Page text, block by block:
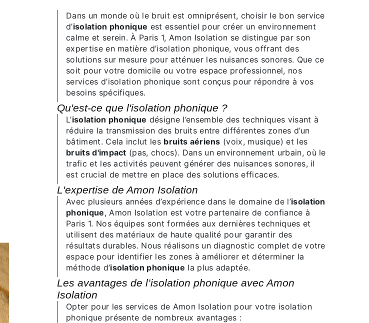
Dans un monde où le bruit est omniprésent, choisir le bon service
d’isolation phonique est essentiel pour créer un environnement
calme et serein. À Paris 1, Amon Isolation se distingue par son
expertise en matière d’isolation phonique, vous offrant des
solutions sur mesure pour atténuer les nuisances sonores. Que ce
soit pour votre domicile ou votre espace professionnel, nos
services d’isolation phonique sont conçus pour répondre à vos
besoins spécifiques.
Qu'est-ce que l'isolation phonique ?
L’isolation phonique désigne l’ensemble des techniques visant à
réduire la transmission des bruits entre différentes zones d’un
bâtiment. Cela inclut les bruits aériens (voix, musique) et les
bruits d'impact (pas, chocs). Dans un environnement urbain, où le
trafic et les activités peuvent générer des nuisances sonores, il
est crucial de mettre en place des solutions efficaces.
L'expertise de Amon Isolation
Avec plusieurs années d’expérience dans le domaine de l’isolation
phonique, Amon Isolation est votre partenaire de confiance à
Paris 1. Nos équipes sont formées aux dernières techniques et
utilisent des matériaux de haute qualité pour garantir des
résultats durables. Nous réalisons un diagnostic complet de votre
espace pour identifier les zones à améliorer et déterminer la
méthode d’isolation phonique la plus adaptée.
Les avantages de l’isolation phonique avec Amon
Isolation
Opter pour les services de Amon Isolation pour votre isolation
phonique présente de nombreux avantages :